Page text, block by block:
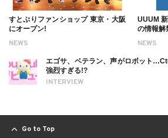
NEWS
すとぷりファンショップ 東京・大阪
にオープン!
NEWS
UUUM
の情報解
INTERVIEW
エゴサ、ベテラン、声がロボット
強烈すぎる!?
Go to Top